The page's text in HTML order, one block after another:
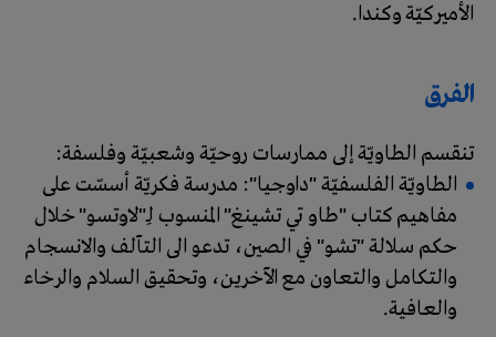
الأميركيّة وكندا.
الفرق
تنقسم الطاويّة إلى ممارسات روحيّة وشعبيّة وفلسفة:
الطاويّة الفلسفيّة "داوجيا": مدرسة فكريّة أسسّت على
مفاهيم كتاب "طاو تي تشينغ" المنسوب لـِ"لاوتسو" خلال
حكم سلالة "تشو" في الصين، تدعو الى التآلف والانسجام
والتكامل والتعاون مع الآخرين، وتحقيق السلام والرخاء
والعافية.